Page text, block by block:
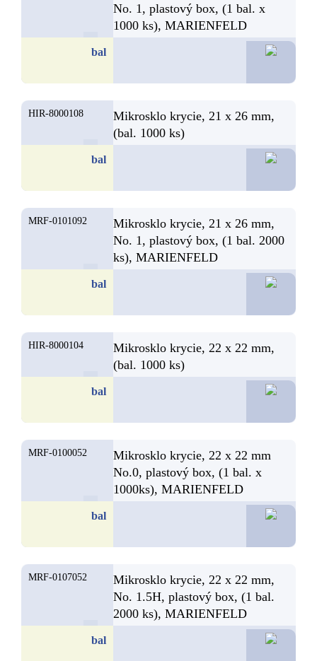
No. 1, plastový box, (1 bal. x
1000 ks), MARIENFELD
bal
HIR-8000108
Mikrosklo krycie, 21 x 26 mm,
(bal. 1000 ks)
bal
MRF-0101092
Mikrosklo krycie, 21 x 26 mm,
No. 1, plastový box, (1 bal. 2000
ks), MARIENFELD
bal
HIR-8000104
Mikrosklo krycie, 22 x 22 mm,
(bal. 1000 ks)
bal
MRF-0100052
Mikrosklo krycie, 22 x 22 mm
No.0, plastový box, (1 bal. x
1000ks), MARIENFELD
bal
MRF-0107052
Mikrosklo krycie, 22 x 22 mm,
No. 1.5H, plastový box, (1 bal.
2000 ks), MARIENFELD
bal